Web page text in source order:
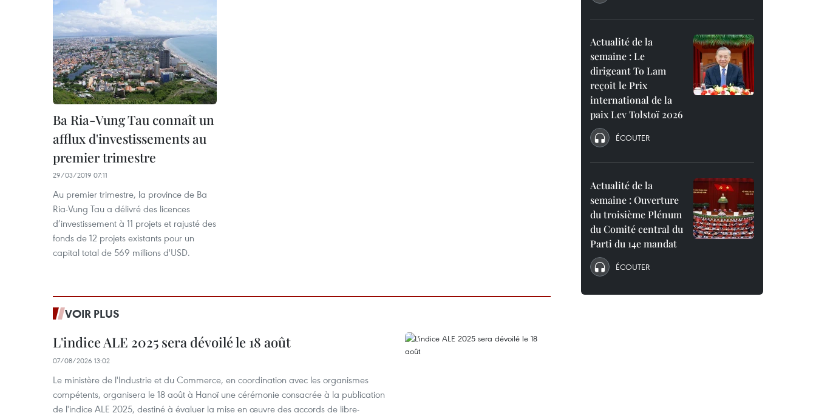
Ba Ria-Vung Tau connaît un
afflux d'investissements au
premier trimestre
29/03/2019 07:11
Au premier trimestre, la province de Ba
Ria-Vung Tau a délivré des licences
d’investissement à 11 projets et rajusté des
fonds de 12 projets existants pour un
capital total de 569 millions d'USD.
VOIR PLUS
L'indice ALE 2025 sera dévoilé le 18 août
07/08/2026 13:02
Le ministère de l'Industrie et du Commerce, en coordination avec les organismes
compétents, organisera le 18 août à Hanoï une cérémonie consacrée à la publication
de l'indice ALE 2025, destiné à évaluer la mise en œuvre des accords de libre-
Actualité de la
semaine : Le
dirigeant To Lam
reçoit le Prix
international de la
paix Lev Tolstoï 2026
ÉCOUTER
Actualité de la
semaine : Ouverture
du troisième Plénum
du Comité central du
Parti du 14e mandat
ÉCOUTER